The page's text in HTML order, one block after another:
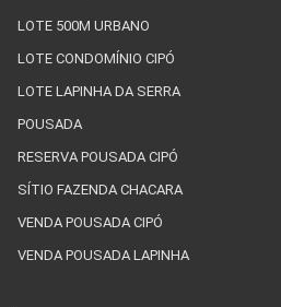
LOTE 500M URBANO
LOTE CONDOMÍNIO CIPÓ
LOTE LAPINHA DA SERRA
POUSADA
RESERVA POUSADA CIPÓ
SÍTIO FAZENDA CHACARA
VENDA POUSADA CIPÓ
VENDA POUSADA LAPINHA